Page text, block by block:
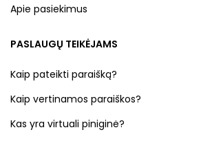
Apie pasiekimus
PASLAUGŲ TEIKĖJAMS
Kaip pateikti paraišką?
Kaip vertinamos paraiškos?
Kas yra virtuali piniginė?